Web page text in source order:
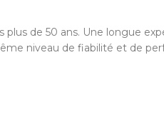
de 50 ans. Une longue
niveau de fiabilité et de